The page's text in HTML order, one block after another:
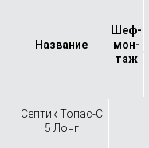
Назва­ние
Шеф-
мон­
таж
Септик Топас-С
5 Лонг